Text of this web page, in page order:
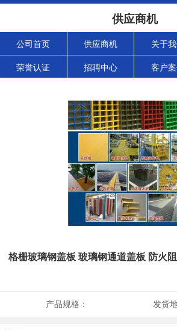
供应商机
公司首页 供应商机 关于
荣誉认证 招聘中心 客户案
格栅玻璃钢盖板 玻璃钢通道盖板 防火
产品规格： 发货